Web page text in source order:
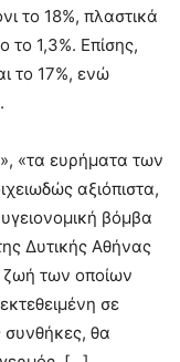
το 18%, πλαστικά
το 1,3%. Επίσης,
το 17%, ενώ
«τα ευρήματα των
αξιόπιστα,
βόμβα
Δυτικής Αθήνας
ζωή των οποίων
σε
συνθήκες, θα